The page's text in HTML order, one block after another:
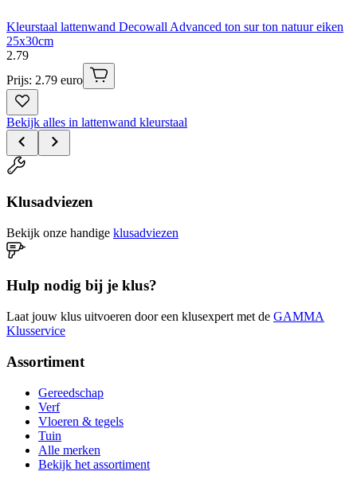
Kleurstaal lattenwand Decowall Advanced ton sur ton natuur eiken
25x30cm
2.79
Prijs: 2.79 euro
Bekijk alles in lattenwand kleurstaal
Klusadviezen
Bekijk onze handige klusadviezen
Hulp nodig bij je klus?
Laat jouw klus uitvoeren door een klusexpert met de GAMMA
Klusservice
Assortiment
Gereedschap
Verf
Vloeren & tegels
Tuin
Alle merken
Bekijk het assortiment